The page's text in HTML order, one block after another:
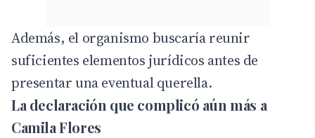
Además, el organismo buscaría reunir
suficientes elementos jurídicos antes de
presentar una eventual querella.
La declaración que complicó aún más a
Camila Flores